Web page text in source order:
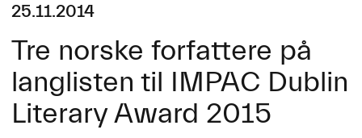
25.11.2014
Tre norske forfattere på
langlisten til IMPAC Dublin
Literary Award 2015